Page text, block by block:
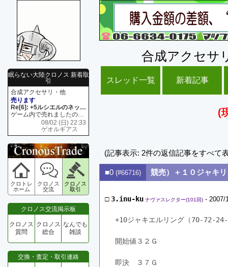
眠らない大陸クロノス 新着取
引
合成アクセサリ・他
売ります
Re[6]: +5ルシエルのネックレス
ゲーム内で売れましたので 在庫がネク1 リング4 となります リングのお値段は80G といたします
08/02 (日) 22:33
ゲオルギアス
クロトレ
ホーム
クロノス
交流
クロノス
取引
クロノス交流掲示板
クロノス
質問
クロノス
総合
なんでも
雑談
交換・査定・取引連絡
合成アクセサ
スレッド一覧 新着記事
(
(記事表示: 2件の返信記事をすべて
■0 (#66716) 競売）＋１０ジャキ
□3.inu-ku ナヴァスレクター(101回) - 2007/
+10ジャキエルリング（70-72-
開始値３２Ｇ
即決　３７Ｇ